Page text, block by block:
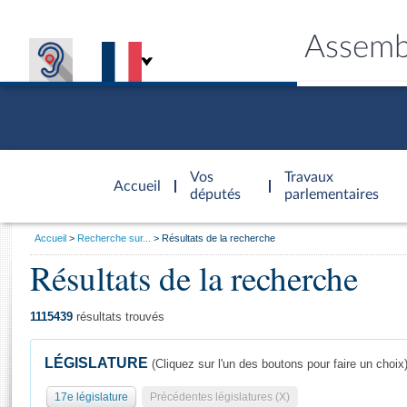
Accueil
d'accueil
Vos
députés
Travaux
parlementaires
Général
Vous
Accueil Recherche sur... Résultats de la recherche
Résultats de la recherche
1115439 résultats trouvés
LÉGISLATURE (Cliquez sur l'un des boutons pour faire un choix)
17e législature Précédentes législatures (X)